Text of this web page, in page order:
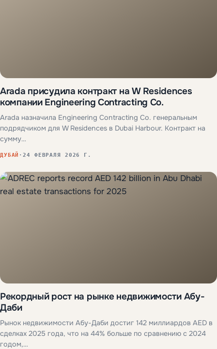
Arada присудила контракт на W Residences
компании Engineering Contracting Co.
Arada назначила Engineering Contracting Co. генеральным
подрядчиком для W Residences в Dubai Harbour. Контракт на
сумму…
ДУБАЙ ·24 ФЕВРАЛЯ 2026 Г.
Рекордный рост на рынке недвижимости Абу-
Даби
Рынок недвижимости Абу-Даби достиг 142 миллиардов AED в
сделках 2025 года, что на 44% больше по сравнению с 2024
годом,…